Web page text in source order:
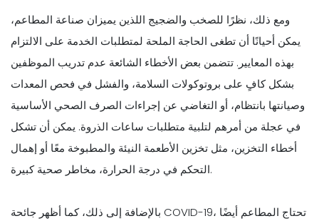
ومع ذلك، نظرًا للصخب والضجيج اللذين يميزان صناعة المطاعم،
يمكن أحيانًا أن تطغى الحاجة الملحة لمتطلبات الخدمة على الالتزام
بهذه المعايير. تتضمن بعض الأخطاء الشائعة عدم تدريب الموظفين
بشكل كافٍ على بروتوكولات السلامة، والفشل في فحص المعدات
وصيانتها بانتظام، أو التغاضي عن إجراءات الصرف الصحي الأساسية
في عجلة من أمرهم لتلبية متطلبات ساعات الذروة. يمكن أن تشكل
أخطاء التخزين، مثل تخزين الأطعمة النيئة والمطبوخة معًا أو إهمال
التحكم في درجة الحرارة، مخاطر صحية كبيرة.
بالإضافة إلى ذلك، كما أظهر جائحة COVID-19، تحتاج المطاعم أيضًا